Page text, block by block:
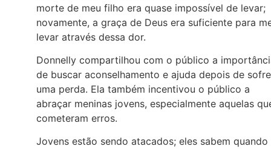
morte de meu filho era quase impossível de levar;
novamente, a graça de Deus era suficiente para
levar através dessa dor.
Donnelly compartilhou com o público a
de buscar aconselhamento e ajuda depois de
uma perda. Ela também incentivou o público a
abraçar meninas jovens, especialmente aquelas
cometeram erros.
Jovens estão sendo atacados; eles sabem quando